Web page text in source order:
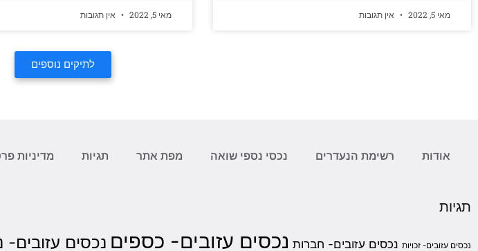
מאי 5, 2022 אין תגובות מאי 5, 2022 אין תגובות
לתיקים נוספים
אודות רשימת הנעדרים נכסי נספי שואה מפת אתר תגיות מדיניות
תגיות
נכסים עזובים- זכויות נכסים עזובים- חברות נכסים עזובים- כספים נכסים עזובים-